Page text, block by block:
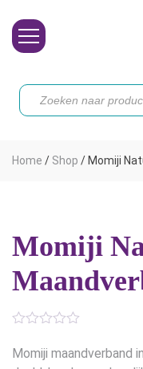
Toebehoren
Onze merken
Hoe begin ik?
Producten
zoeken
Home / Shop / Momiji
Momiji
Momiji maandverband